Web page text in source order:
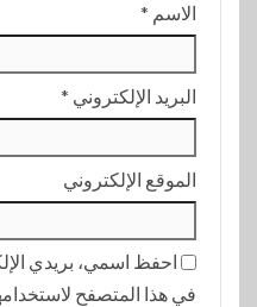
الاسم *
البريد الإلكتروني *
الموقع الإلكتروني
احفظ اسمي، بريدي
في هذا المتصفح